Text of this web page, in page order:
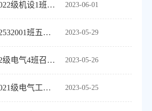
2023-06-01
机电工程学院2022级机设1班诚信考试主题班会
2023-05-29
机电工程学院22532001班五月主题班会“调整好状态迎接考试”
2023-05-26
机电工程学院22级电气4班召开“考试诚信教育”主题班会
2023-05-25
机电工程学院2021级电气工程及其自动化专业三班5月班会